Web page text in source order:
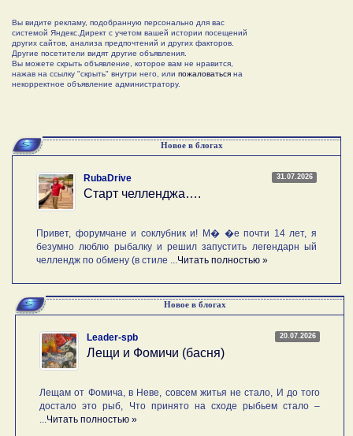
Вы видите рекламу, подобранную персонально для вас
системой Яндекс.Директ с учетом вашей истории посещений
других сайтов, анализа предпочтений и других факторов.
Другие посетители видят другие объявления.
Вы можете скрыть объявление, которое вам не нравится,
нажав на ссылку "скрыть" внутри него, или пожаловаться на
некорректное объявление администратору.
Новое в блогах
31.07.2026
RubaDrive
Старт челленджа….
Привет, форумчане и соклубник и! М� �е почти 14 лет, я
безумно люблю рыбалку и решил запустить легендарн ый
челлендж по обмену (в стиле ...Читать полностью »
Новое в блогах
20.07.2026
Leader-spb
Лещи и Фомичи (басня)
Лещам от Фомича, в Неве, совсем житья не стало, И до того
достало это рыб, Что принято на сходе рыбьем стало –
...Читать полностью »